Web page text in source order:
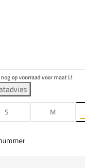
op voorraad voor maat L!
S M